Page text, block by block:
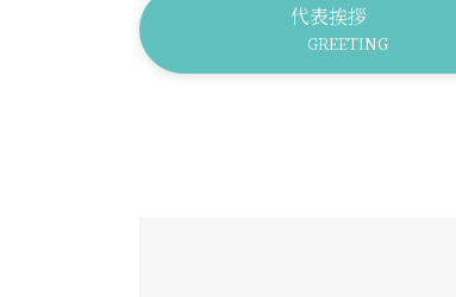
代表挨拶
GREETING